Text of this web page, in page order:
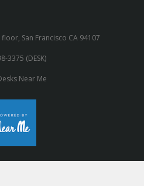
San Francisco CA 94107
3375 (DESK)
Near Me